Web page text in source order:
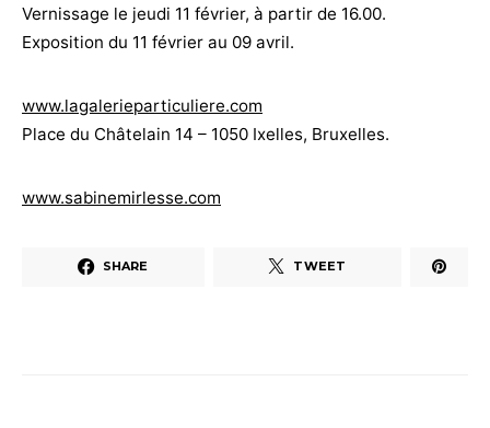
Vernissage le jeudi 11 février, à partir de 16.00.
Exposition du 11 février au 09 avril.
www.lagalerieparticuliere.com
Place du Châtelain 14 – 1050 Ixelles, Bruxelles.
www.sabinemirlesse.com
SHARE TWEET